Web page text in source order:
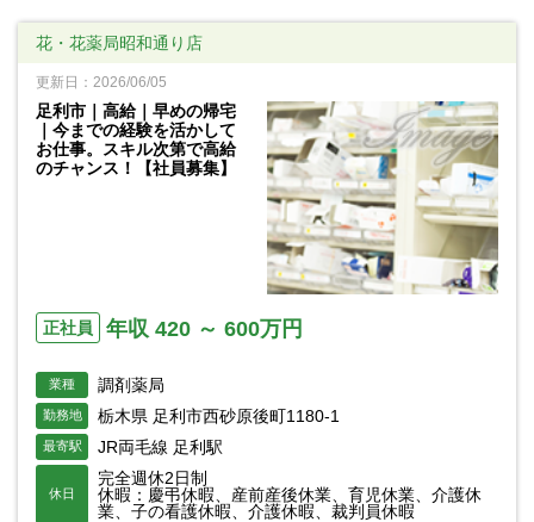
花・花薬局昭和通り店
更新日：2026/06/05
足利市｜高給｜早めの帰宅
｜今までの経験を活かして
お仕事。スキル次第で高給
のチャンス！【社員募集】
正社員 年収 420 ～ 600万円
業種 調剤薬局
勤務地 栃木県 足利市西砂原後町1180-1
最寄駅 JR両毛線 足利駅
休日
完全週休2日制
休暇：慶弔休暇、産前産後休業、育児休業、介護休
業、子の看護休暇、介護休暇、裁判員休暇